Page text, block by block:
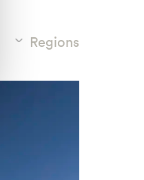
Regions